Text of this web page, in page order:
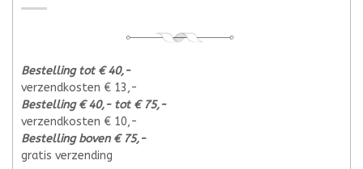
Bestelling tot € 40,-
verzendkosten € 13,-
Bestelling € 40,- tot € 75,-
verzendkosten € 10,-
Bestelling boven € 75,-
gratis verzending